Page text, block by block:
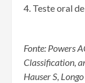
Teste oral
Fonte: Powers
Classification,
Hauser S,